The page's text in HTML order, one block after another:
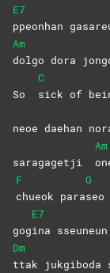
E7
ppeonhan
Am
dolgo dora
So
C
sick of
neoe daehan
saragagetji
Am
F
chueok para
G
seo
gog
E7
ina
Dm
ttak jukgiboda